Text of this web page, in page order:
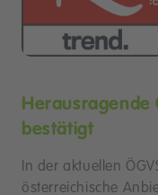
Herausragende
bestätigt
In der aktuellen
österreichische